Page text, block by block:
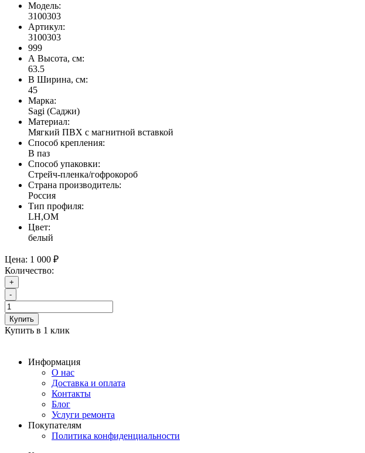
Модель:
3100303
Артикул:
3100303
999
А Высота, см:
63.5
В Ширина, см:
45
Марка:
Sagi (Саджи)
Материал:
Мягкий ПВХ с магнитной вставкой
Способ крепления:
В паз
Способ упаковки:
Стрейч-пленка/гофрокороб
Страна производитель:
Россия
Тип профиля:
LH,OM
Цвет:
белый
Цена: 1 000 ₽
Количество:
+
-
Купить
Купить в 1 клик
Информация
О нас
Доставка и оплата
Контакты
Блог
Услуги ремонта
Покупателям
Политика конфиденциальности